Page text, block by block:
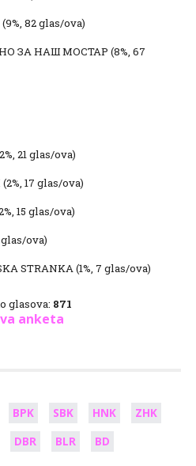
(9%, 82 glas/ova)
ЗА НАШ МОСТАР (8%, 67
21 glas/ova)
(2%, 17 glas/ova)
15 glas/ova)
glas/ova)
STRANKA(1%, 7 glas/ova)
glasova: 871
anketa
BPK SBK HNK
ZHK
DBR BLR BD